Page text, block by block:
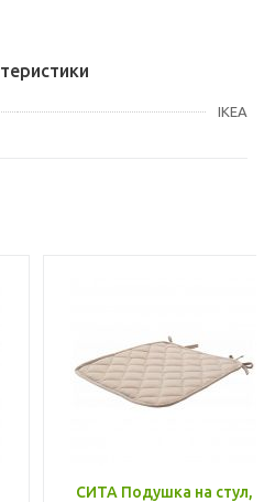
IKEA
СИТА Подушка на стул,